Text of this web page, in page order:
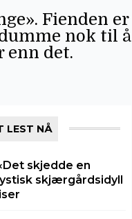
Fienden er
nok til å
enn det.
LEST NÅ
skjedde en
skjærgårdsidyll